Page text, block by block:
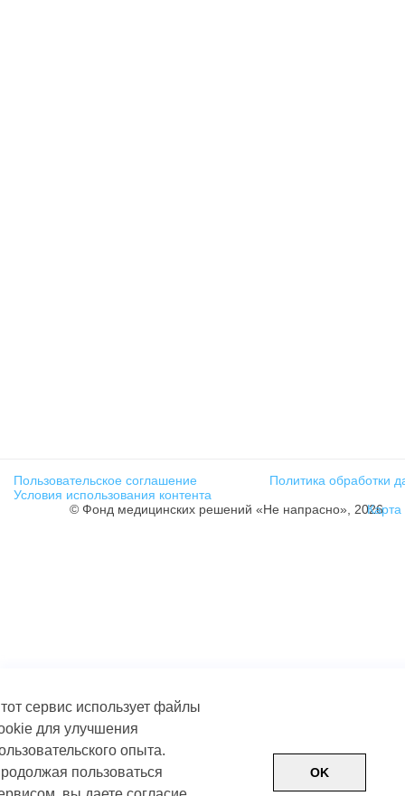
Пользовательское соглашение
Политика обработки
Условия использования контента
© Фонд медицинских решений «Не напрасно», 2026Карта
сервис использует файлы
для улучшения
опыта.
пользоваться
OK